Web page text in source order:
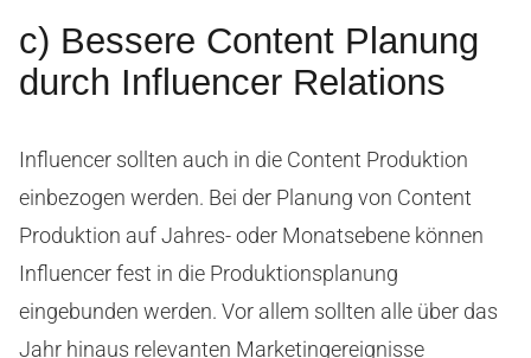
c) Bessere Content Planung
durch Influencer Relations
Influencer sollten auch in die Content Produktion
einbezogen werden. Bei der Planung von Content
Produktion auf Jahres- oder Monatsebene können
Influencer fest in die Produktionsplanung
eingebunden werden. Vor allem sollten alle über das
Jahr hinaus relevanten Marketingereignisse